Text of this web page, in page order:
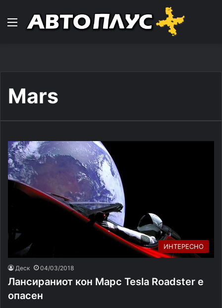
Навигација
Mars
ИНТЕРЕСНО
Деск 04/03/2018
Лансираниот кон Марс Tesla Roadster е
опасен